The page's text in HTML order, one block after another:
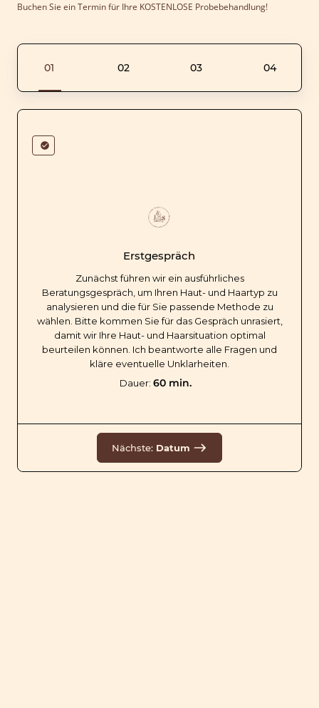
Buchen Sie ein Termin für Ihre KOSTENLOSE Probebehandlung!
Erstgespräch
Zunächst führen wir ein ausführliches
Beratungsgespräch, um Ihren Haut- und Haartyp zu
analysieren und die für Sie passende Methode zu
wählen. Bitte kommen Sie für das Gespräch unrasiert,
damit wir Ihre Haut- und Haarsituation optimal
beurteilen können. Ich beantworte alle Fragen und
kläre eventuelle Unklarheiten.
Dauer: 60 min.
Nächste: Datum